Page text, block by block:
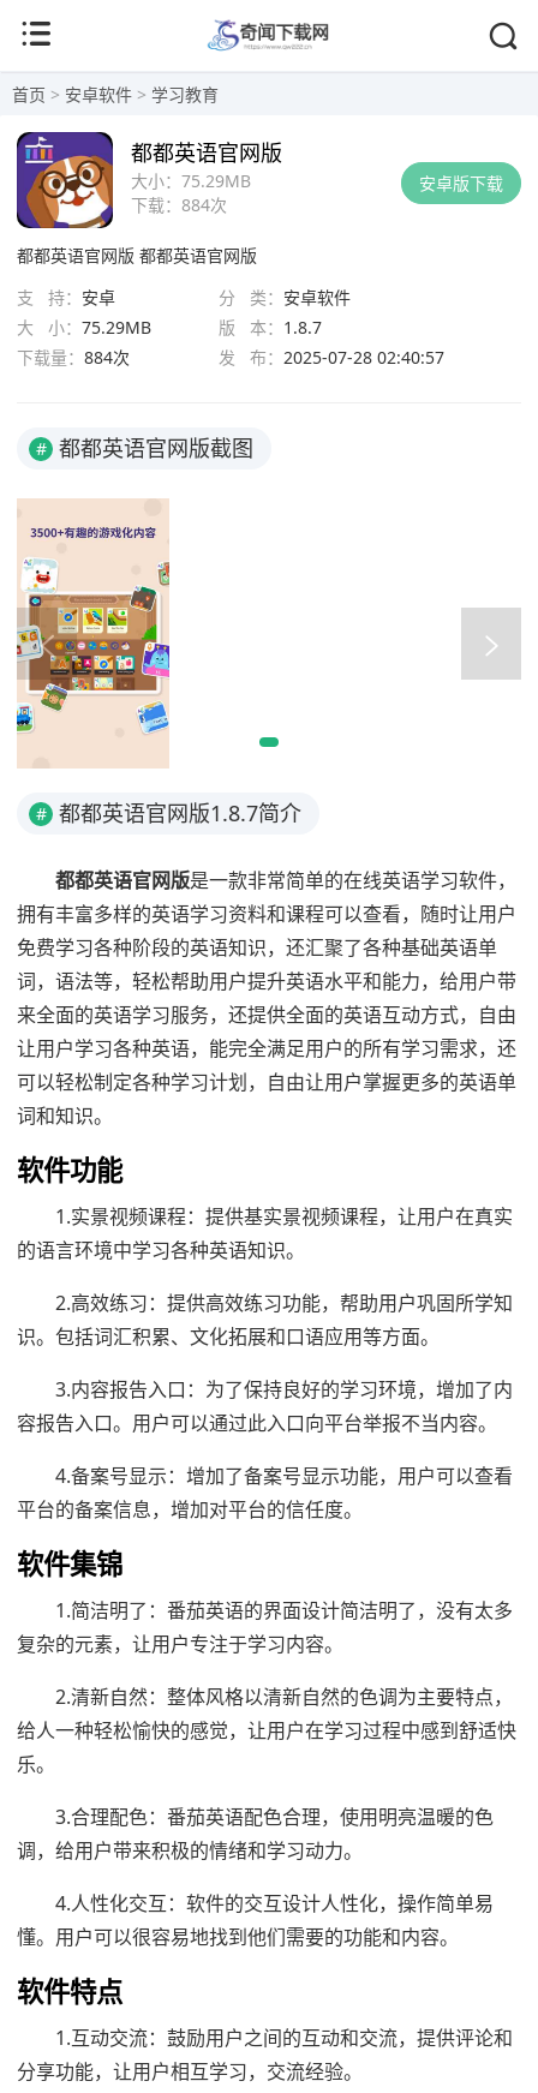
首页 > 安卓软件 > 学习教育
安卓版下载
大小： 75.29MB
下载： 884次
都都英语官网版
都都英语官网版 都都英语官网版
支 持： 安卓 分 类： 安卓软件
大 小： 75.29MB 版 本： 1.8.7
下载量： 884次 发 布： 2025-07-28 02:40:57
# 都都英语官网版截图
# 都都英语官网版1.8.7简介
都都英语官网版是一款非常简单的在线英语学习软件，
拥有丰富多样的英语学习资料和课程可以查看，随时让用户
免费学习各种阶段的英语知识，还汇聚了各种基础英语单
词，语法等，轻松帮助用户提升英语水平和能力，给用户带
来全面的英语学习服务，还提供全面的英语互动方式，自由
让用户学习各种英语，能完全满足用户的所有学习需求，还
可以轻松制定各种学习计划，自由让用户掌握更多的英语单
词和知识。
软件功能
1.实景视频课程：提供基实景视频课程，让用户在真实
的语言环境中学习各种英语知识。
2.高效练习：提供高效练习功能，帮助用户巩固所学知
识。包括词汇积累、文化拓展和口语应用等方面。
3.内容报告入口：为了保持良好的学习环境，增加了内
容报告入口。用户可以通过此入口向平台举报不当内容。
4.备案号显示：增加了备案号显示功能，用户可以查看
平台的备案信息，增加对平台的信任度。
软件集锦
1.简洁明了：番茄英语的界面设计简洁明了，没有太多
复杂的元素，让用户专注于学习内容。
2.清新自然：整体风格以清新自然的色调为主要特点，
给人一种轻松愉快的感觉，让用户在学习过程中感到舒适快
乐。
3.合理配色：番茄英语配色合理，使用明亮温暖的色
调，给用户带来积极的情绪和学习动力。
4.人性化交互：软件的交互设计人性化，操作简单易
懂。用户可以很容易地找到他们需要的功能和内容。
软件特点
1.互动交流：鼓励用户之间的互动和交流，提供评论和
分享功能，让用户相互学习，交流经验。